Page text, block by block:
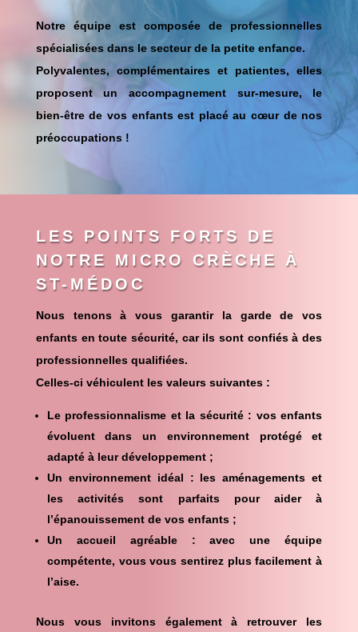
Notre équipe est composée de professionnelles
spécialisées dans le secteur de la petite enfance.
Polyvalentes, complémentaires et patientes,elles
proposent un accompagnement sur-mesure, le
bien-être de vos enfants est placé au cœur de nos
préoccupations !
LES POINTS FORTS DE
NOTRE MICRO CRÈCHE À
ST-MÉDOC
Nous tenons à vous garantir la garde de vos
enfants en toute sécurité, car ils sont confiés à des
professionnelles qualifiées.
Celles-ci véhiculent les valeurs suivantes :
Le professionnalisme et la sécurité : vos enfants
évoluent dans un environnement protégé et
adapté à leur développement ;
Un environnement idéal : les aménagements et
les activités sont parfaits pour aider à
l’épanouissement de vos enfants ;
Un accueil agréable : avec une équipe
compétente, vous vous sentirez plus facilement à
l’aise.
Nous vous invitons également à retrouver les